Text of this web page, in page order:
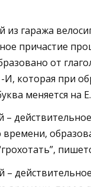
из гаража
причастие
от
И, которая при
меняется на Е.
–
–